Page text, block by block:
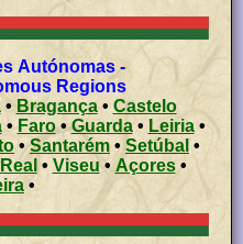
-
Regions
• Bragança• Castelo
•Faro•Guarda• Leiria•
•Santarém• Setúbal •
• Viseu•Açores •
•